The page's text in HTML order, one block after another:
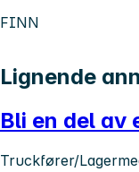
FINN
Lignende
Bli en del av
Truckfører/